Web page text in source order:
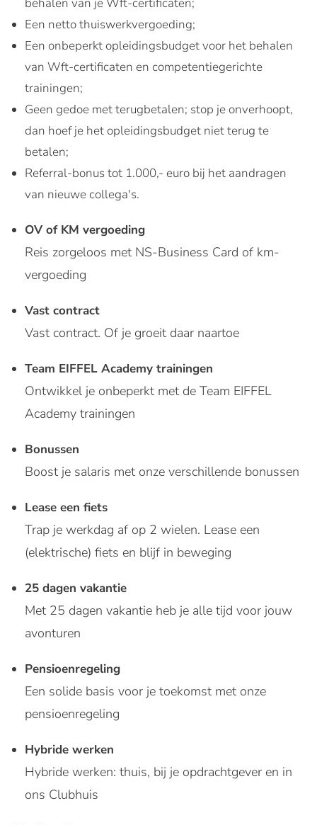
Een netto thuiswerkvergoeding;
Een onbeperkt opleidingsbudget voor het behalen
van Wft-certificaten en competentiegerichte
trainingen;
Geen gedoe met terugbetalen; stop je onverhoopt,
dan hoef je het opleidingsbudget niet terug te
betalen;
Referral-bonus tot 1.000,- euro bij het aandragen
van nieuwe collega's.
OV of KM vergoeding
Reis zorgeloos met NS-Business Card of km-
vergoeding
Vast contract
Vast contract. Of je groeit daar naartoe
Team EIFFEL Academy trainingen
Ontwikkel je onbeperkt met de Team EIFFEL
Academy trainingen
Bonussen
Boost je salaris met onze verschillende bonussen
Lease een fiets
Trap je werkdag af op 2 wielen. Lease een
(elektrische) fiets en blijf in beweging
25 dagen vakantie
Met 25 dagen vakantie heb je alle tijd voor jouw
avonturen
Pensioenregeling
Een solide basis voor je toekomst met onze
pensioenregeling
Hybride werken
Hybride werken: thuis, bij je opdrachtgever en in
ons Clubhuis